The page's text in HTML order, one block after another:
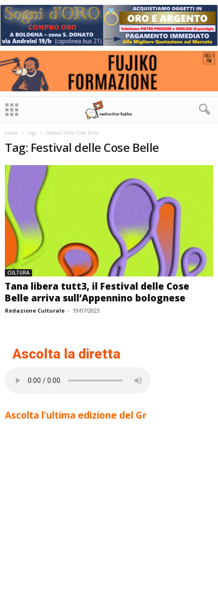
Home Tags Festival delle Cose Belle
Tag: Festival delle Cose Belle
CULTURA
Tana libera tutt3, il Festival delle Cose
Belle arriva sull’Appennino bolognese
Redazione Culturale - 19/07/2023
Ascolta la diretta
Ascolta l'ultima edizione del Gr